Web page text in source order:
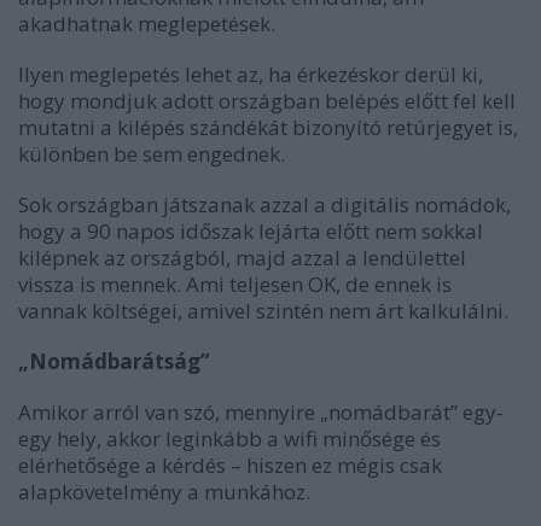
akadhatnak meglepetések.
Ilyen meglepetés lehet az, ha érkezéskor derül ki,
hogy mondjuk adott országban belépés előtt fel kell
mutatni a kilépés szándékát bizonyító retúrjegyet is,
különben be sem engednek.
Sok országban játszanak azzal a digitális nomádok,
hogy a 90 napos időszak lejárta előtt nem sokkal
kilépnek az országból, majd azzal a lendülettel
vissza is mennek. Ami teljesen OK, de ennek is
vannak költségei, amivel szintén nem árt kalkulálni.
„Nomádbarátság”
Amikor arról van szó, mennyire „nomádbarát” egy-
egy hely, akkor leginkább a wifi minősége és
elérhetősége a kérdés – hiszen ez mégis csak
alapkövetelmény a munkához.